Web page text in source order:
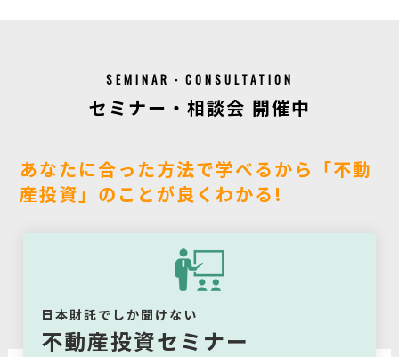
SEMINAR・CONSULTATION
セミナー・相談会 開催中
あなたに合った方法で学べるから「不動
産投資」のことが良くわかる!
日本財託でしか聞けない
不動産投資セミナー